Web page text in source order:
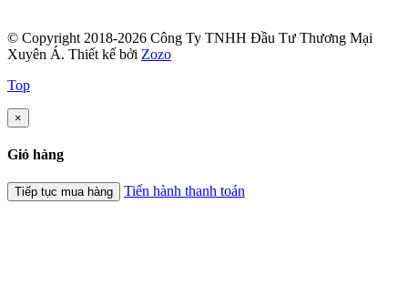
© Copyright 2018-2026 Công Ty TNHH Đầu Tư Thương Mại
Xuyên Á. Thiết kế bởi Zozo
Top
×
Giỏ hàng
Tiếp tục mua hàng Tiến hành thanh toán